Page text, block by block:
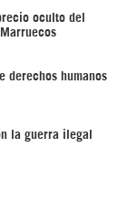
oculto del
derechos humanos
la guerra ilegal